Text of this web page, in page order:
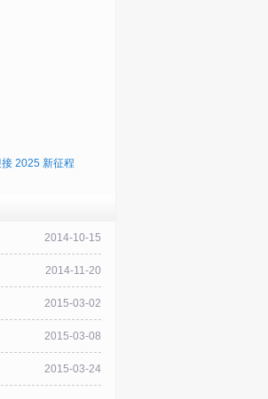
2025 新征程
2014-10-15
2014-11-20
2015-03-02
2015-03-08
2015-03-24